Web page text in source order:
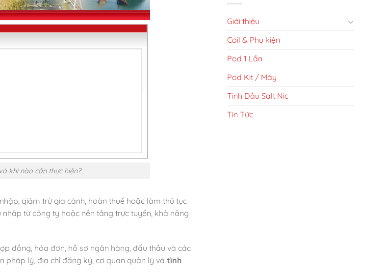
khi nào cần thực hiện?
giảm trừ gia cảnh, hoàn thuế hoặc làm thủ tục
từ công ty hoặc nền tảng trực tuyến, khả năng
đồng, hóa đơn, hồ sơ ngân hàng, đấu thầu và các
pháp lý, địa chỉ đăng ký, cơ quan quản lý và tình
Giới thiệu
Coil & Phụ kiện
Pod 1 Lần
Pod Kit / Máy
Tinh Dầu Salt Nic
Tin Tức